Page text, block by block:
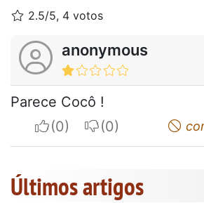
2.5/5, 4 votos
anonymous
Parece Cocô !
I apreciateI do not
Últimos artigos